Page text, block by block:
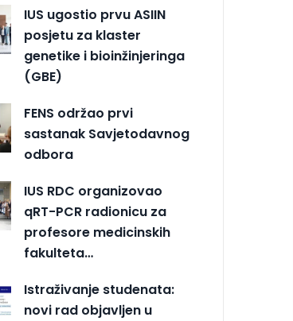
IUS ugostio prvu ASIIN
posjetu za klaster
genetike i bioinžinjeringa
(GBE)
FENS održao prvi
sastanak Savjetodavnog
odbora
IUS RDC organizovao
qRT-PCR radionicu za
profesore medicinskih
fakulteta…
Istraživanje studenata:
novi rad objavljen u